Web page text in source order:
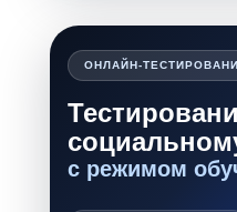
ОНЛАЙН-
с режимом